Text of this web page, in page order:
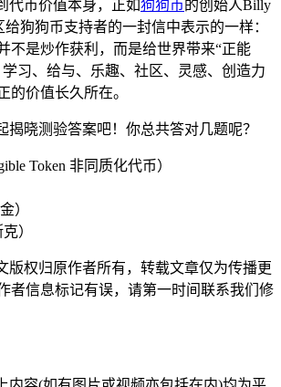
代币价值本身，正如狗狗币的创始人Billy
给狗狗币支持者的一封信中表示的一样：
不是炒作获利，而是给世界带来“正能
习、给与、乐趣、社区、灵感、创造力
的价值长久所在。
揭晓测验答案吧！你总共答对几题呢？
Token 非同质化代币）
）
）
版权归原作者所有，转载文章仅为传播更
者信息标记有误，请第一时间联系我们修